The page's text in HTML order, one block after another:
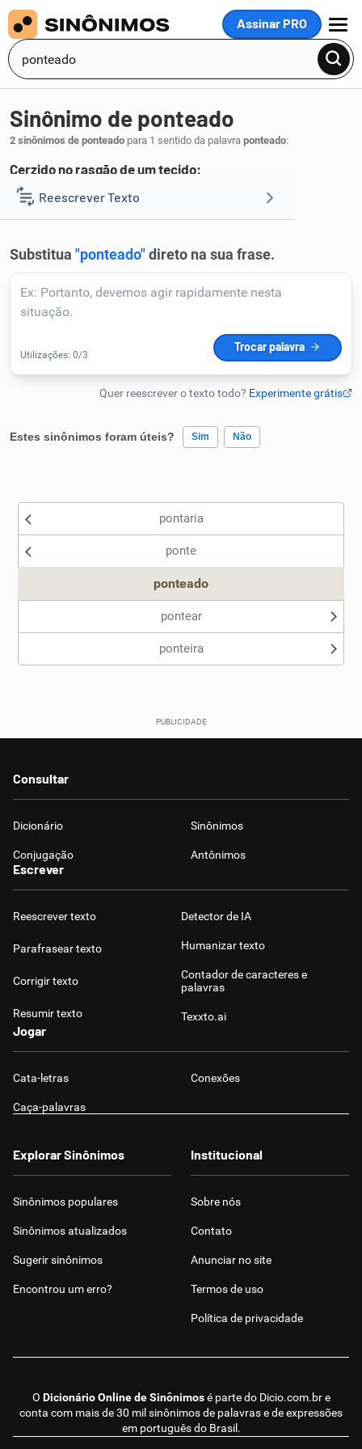
Assinar PRO
MENU
Reescrever Texto
Corrigir Texto
Humanizador de IA
Sinônimo de ponteado
2 sinônimos de ponteado para 1 sentido da palavra ponteado:
Cerzido no rasgão de um tecido:
1 passagem, cerzido
Estes sinônimos foram úteis? Sim Não
Nenhum dos sinônimos apresentados me ajudou
pontaria
ponte
ponteado
pontear
ponteira
Consultar
Dicionário Sinônimos
Conjugação Antônimos
Escrever
Reescrever texto
Parafrasear texto
Corrigir texto
Resumir texto
Detector de IA
Humanizar texto
Contador de caracteres e
palavras
Texxto.ai
Jogar
Cata-letras Conexões
Caça-palavras
O Dicionário Online de Sinônimosé parte do Dicio.com.bre
conta com mais de 30 mil sinônimos de palavras e de expressões
em português do Brasil.
Explorar Sinônimos
Sinônimos populares
Sinônimos atualizados
Sugerir sinônimos
Encontrou um erro?
Institucional
Sobre nós
Contato
Anunciar no site
Termos de uso
Política de privacidade